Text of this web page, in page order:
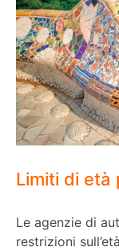
Limiti di età
Le agenzie di
restrizioni